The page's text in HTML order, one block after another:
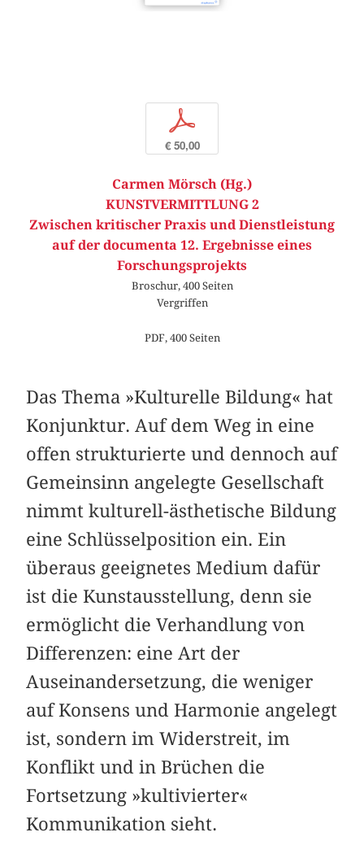
p
€ 50,00
Carmen Mörsch (Hg.)
KUNSTVERMITTLUNG 2
Zwischen kritischer Praxis und Dienstleistung
auf der documenta 12. Ergebnisse eines
Forschungsprojekts
Broschur, 400 Seiten
Vergriffen
PDF, 400 Seiten
Das Thema »Kulturelle Bildung« hat
Konjunktur. Auf dem Weg in eine
offen strukturierte und dennoch auf
Gemeinsinn angelegte Gesellschaft
nimmt kulturell-ästhetische Bildung
eine Schlüsselposition ein. Ein
überaus geeignetes Medium dafür
ist die Kunstausstellung, denn sie
ermöglicht die Verhandlung von
Differenzen: eine Art der
Auseinandersetzung, die weniger
auf Konsens und Harmonie angelegt
ist, sondern im Widerstreit, im
Konflikt und in Brüchen die
Fortsetzung »kultivierter«
Kommunikation sieht.